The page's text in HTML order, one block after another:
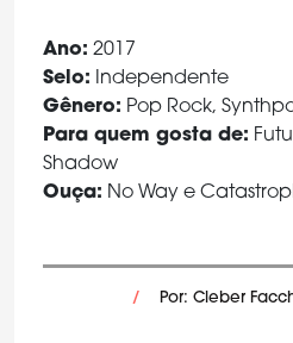
Ano: 2017
Selo: Independente
Gênero: Pop Rock,
Para quem gosta de:
Shadow
Ouça: No Way e
/ Por: Cleber